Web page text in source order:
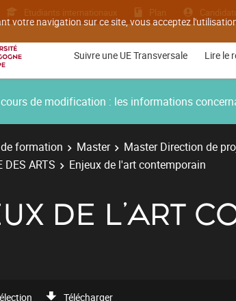
votre navigation sur ce site, vous acceptez
Etudiants internationaux Plan
Suivre une UE Transversale Lire le
de modification : les informations
formation Master Master Direction de
DES ARTS
Enjeux de l'art contemporain
DE L'ART
Télécharger